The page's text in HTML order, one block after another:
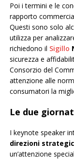
Poi i termini e le
rapporto
Questi sono solo
utilizza per
richiedono il Sigillo
sicurezza e
Consorzio del
attenzione alle
consumatori la
Le due
I keynote speaker
direzioni
un’attenzione